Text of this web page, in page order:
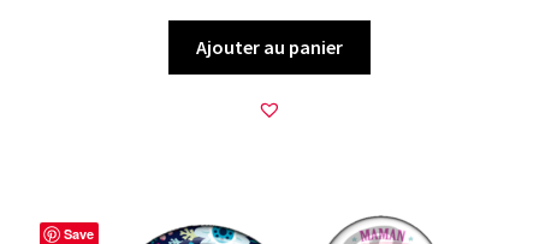
Ajouter au panier
Save